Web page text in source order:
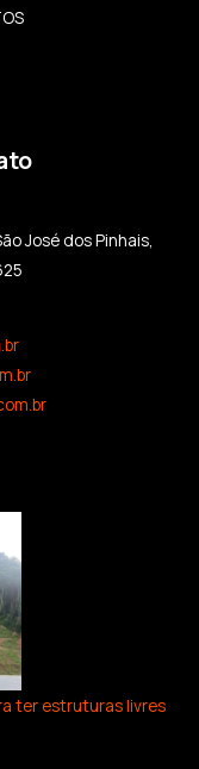
José dos Pinhais,
ter estruturas livres